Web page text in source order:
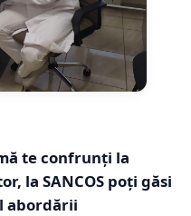
te confrunți la
la SANCOS poți găsi
abordării